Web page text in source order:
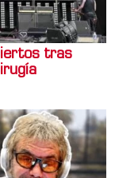
tras